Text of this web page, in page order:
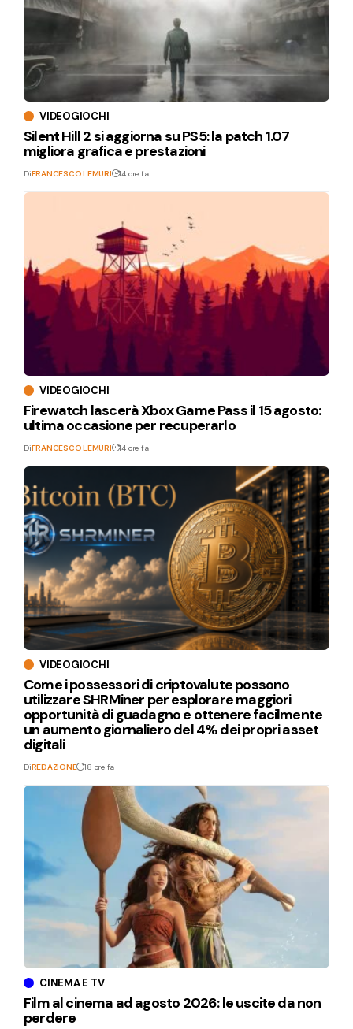
VIDEOGIOCHI
Silent Hill 2 si aggiorna su PS5: la patch 1.07
migliora grafica e prestazioni
DiFRANCESCO LEMURI 14 ore fa
VIDEOGIOCHI
Firewatch lascerà Xbox Game Pass il 15 agosto:
ultima occasione per recuperarlo
DiFRANCESCO LEMURI 14 ore fa
VIDEOGIOCHI
Come i possessori di criptovalute possono
utilizzare SHRMiner per esplorare maggiori
opportunità di guadagno e ottenere facilmente
un aumento giornaliero del 4% dei propri asset
digitali
DiREDAZIONE 18 ore fa
CINEMA E TV
Film al cinema ad agosto 2026: le uscite da non
perdere